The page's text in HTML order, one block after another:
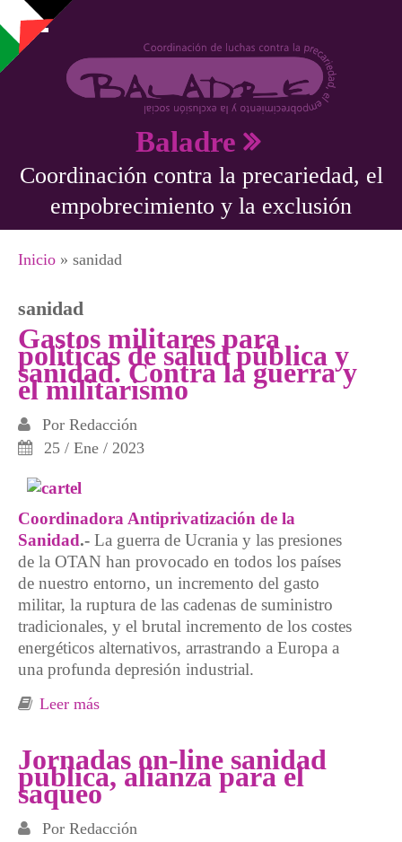
Pasar al contenido principal
Baladre
Coordinación contra la precariedad, el
empobrecimiento y la exclusión
Se encuentra usted aquí
Inicio » sanidad
sanidad
Gastos militares para
políticas de salud pública y
sanidad. Contra la guerra y
el militarismo
Por Redacción
25 / Ene / 2023
Coordinadora Antiprivatización de la
Sanidad.- La guerra de Ucrania y las presiones
de la OTAN han provocado en todos los países
de nuestro entorno, un incremento del gasto
militar, la ruptura de las cadenas de suministro
tradicionales, y el brutal incremento de los costes
energéticos alternativos, arrastrando a Europa a
una profunda depresión industrial.
Leer más
militarismo
Jornadas on-line sanidad
publica, alianza para el
saqueo
Por Redacción